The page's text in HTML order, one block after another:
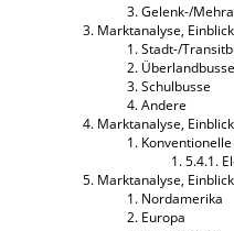
Gelenk-/
Marktanalyse,
Stadt-/
Überlandbusse
Schulbusse
Andere
Marktanalyse,
5.4.1.
Marktanalyse,
Nordamerika
Europa